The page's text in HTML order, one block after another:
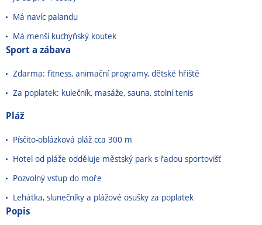
Má navíc palandu
Má menší kuchyňský koutek
Sport a zábava
Zdarma: fitness, animační programy, dětské hřiště
Za poplatek: kulečník, masáže, sauna, stolní tenis
Pláž
Písčito-oblázková pláž cca 300 m
Hotel od pláže odděluje městský park s řadou sportovišť
Pozvolný vstup do moře
Lehátka, slunečníky a plážové osušky za poplatek
Popis